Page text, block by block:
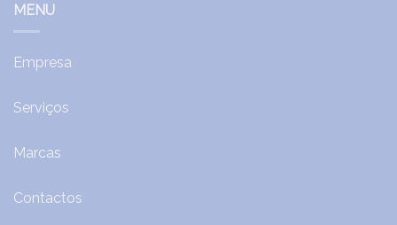
MENU
Empresa
Serviços
Marcas
Contactos